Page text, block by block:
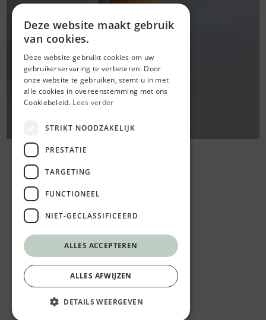
Deze website maakt gebruik
van cookies.
Deze website gebruikt cookies om uw
gebruikerservaring te verbeteren. Door
onze website te gebruiken, stemt u in met
alle cookies in overeenstemming met ons
Cookiebeleid. Lees verder
STRIKT NOODZAKELIJK
PRESTATIE
TARGETING
FUNCTIONEEL
NIET-GECLASSIFICEERD
ALLES ACCEPTEREN
ALLES AFWIJZEN
DETAILS WEERGEVEN